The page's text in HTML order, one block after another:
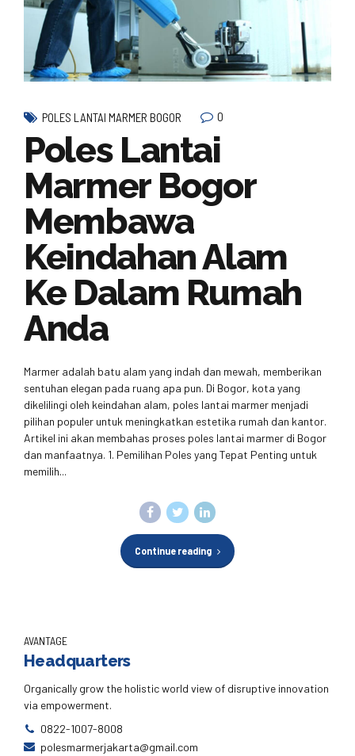
POLES LANTAI MARMER BOGOR 0
Poles Lantai
Marmer Bogor
Membawa
Keindahan Alam
Ke Dalam Rumah
Anda
Marmer adalah batu alam yang indah dan mewah, memberikan
sentuhan elegan pada ruang apa pun. Di Bogor, kota yang
dikelilingi oleh keindahan alam, poles lantai marmer menjadi
pilihan populer untuk meningkatkan estetika rumah dan kantor.
Artikel ini akan membahas proses poles lantai marmer di Bogor
dan manfaatnya. 1. Pemilihan Poles yang Tepat Penting untuk
memilih...
Continue reading
AVANTAGE
Headquarters
Organically grow the holistic world view of disruptive innovation
via empowerment.
0822-1007-8008
polesmarmerjakarta@gmail.com